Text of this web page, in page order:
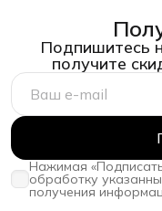
Подпишитесь
получите
Нажимая
обработку
получения